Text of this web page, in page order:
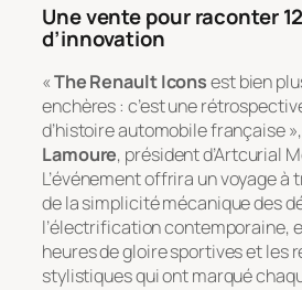
Une vente pour raconter
d’innovation
«The Renault Iconsest bien
enchères : c’est une
d’histoire automobile française
Lamoure, président d’Artcurial
L’événement offrira un voyage à
de la simplicité mécanique des
l’électrification contemporaine,
heures de gloire sportives et les
stylistiques qui ont marqué